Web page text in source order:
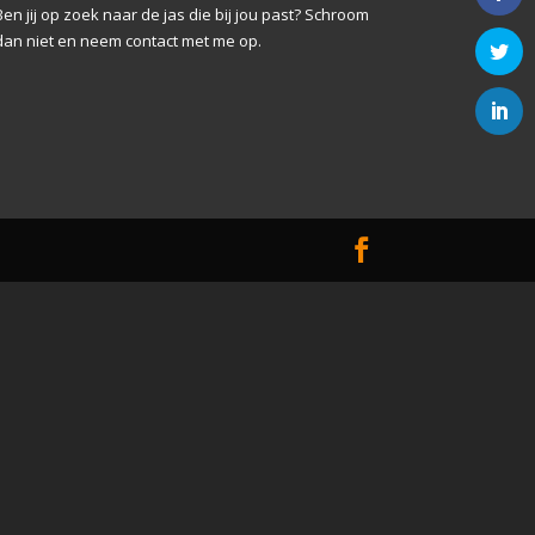
jij op zoek naar de jas die bij jou past? Schroom
niet en neem contact met me op.